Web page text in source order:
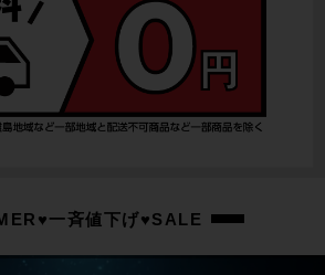
32T
一斉値下げ♥SALE